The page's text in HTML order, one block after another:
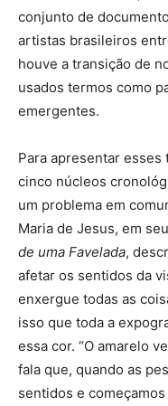
conjunto de
artistas brasileiros
houve a transição de
usados termos como
emergentes.
Para apresentar
cinco núcleos
um problema em
Maria de Jesus, em
de uma Favelada,
afetar os sentidos da
enxergue todas as
isso que toda a
essa cor. “O amarelo
fala que, quando as
sentidos e